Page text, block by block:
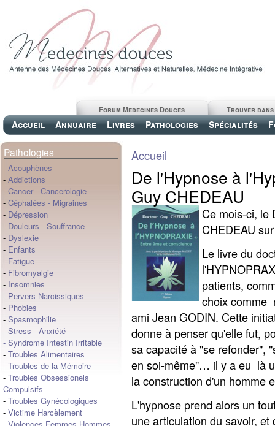
Accueil Annuaire Livres Pathologies Spécialités
Trouver
Forum Medecines Douces
Pathologies
- Acouphènes
- Addictions
- Cancer - Cancerologie
- Céphalées - Migraines
- Dépression
- Douleurs - Souffrance
- Dyslexie
- Enfants
- Fatigue
- Fibromyalgie
- Insomnies
- Pervers Narcissiques
- Phobies
- Spasmophilie
- Stress - Anxiété
- Syndrome Intestin Irritable
- Troubles Alimentaires
- Troubles de la Mémoire
- Troubles Obsessionels
Compulsifs
- Troubles Gynécologiques
- Victime Harcèlement
Accueil
De l'Hypnose à
Guy CHEDEAU
Ce mois-ci, le
CHEDEAU
Le livre du
patients,
choix comme
ami Jean GODIN. Cette
donne à penser qu'elle fut,
sa capacité à "se refonder",
en soi-même"… il y a eu là
la construction d'un homme
L'hypnose prend alors un
une articulation du savoir,